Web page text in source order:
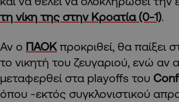
τη νίκη της στην Κροατία (0-1).
Αν ο ΠΑΟΚ προκριθεί, θα παίξει
το νικητή του ζευγαριού, ενώ αν
μεταφερθεί στα playoffs του
όπου -εκτός συγκλονιστικού